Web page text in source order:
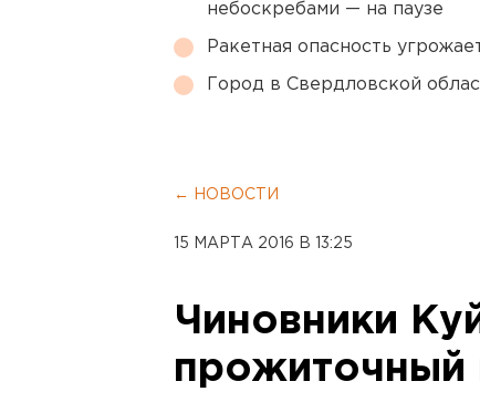
небоскребами — на паузе
Ракетная опасность
Город в Свердловской
← НОВОСТИ
15 МАРТА 2016 В 13:25
Чиновники
прожиточный